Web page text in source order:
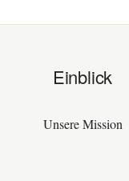
Einblick
Unsere Mission